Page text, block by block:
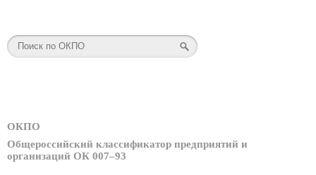
ОКПО
Общероссийский классификатор предприятий и
организаций ОК 007–93